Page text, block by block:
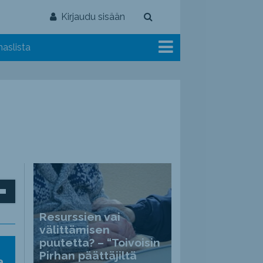
Kirjaudu sisään
Resurssien vai
välittämisen
puutetta? – “Toivoisin
Pirhan päättäjiltä